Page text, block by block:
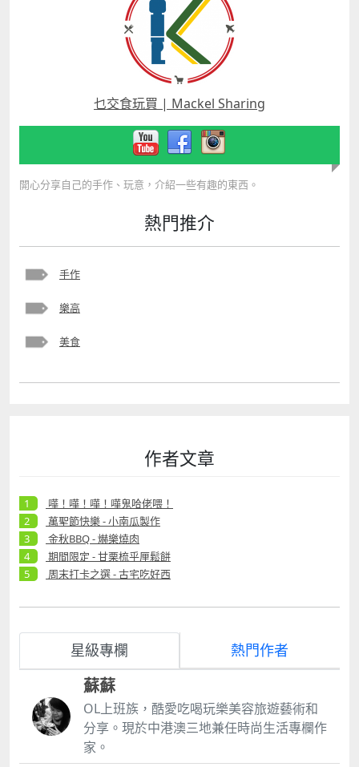
乜交食玩買 | Mackel Sharing
開心分享自己的手作、玩意，介紹一些有趣的東西。
熱門推介
手作
樂高
美食
作者文章
嘩！嘩！嘩！嘩鬼哈佬喂！
萬聖節快樂 - 小南瓜製作
金秋BBQ - 爀樂燒肉
期間限定 - 甘栗梳乎厘鬆餅
周末打卡之選 - 古宅吃好西
星級專欄 熱門作者
蘇蘇
OL上班族，酷愛吃喝玩樂美容旅遊藝術和
分享。現於中港澳三地兼任時尚生活專欄作
家。